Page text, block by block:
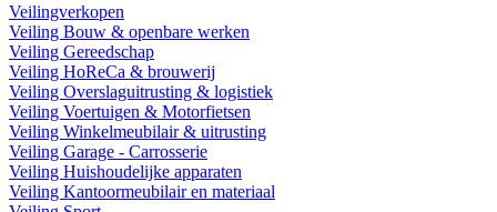
Veilingverkopen
Veiling Bouw & openbare werken
Veiling Gereedschap
Veiling HoReCa & brouwerij
Veiling Overslaguitrusting & logistiek
Veiling Voertuigen & Motorfietsen
Veiling Winkelmeubilair & uitrusting
Veiling Garage - Carrosserie
Veiling Huishoudelijke apparaten
Veiling Kantoormeubilair en materiaal